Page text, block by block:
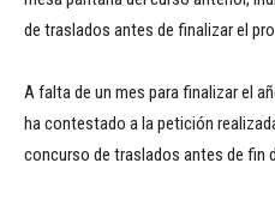
de traslados antes de finalizar el
A falta de un mes para finalizar el
ha contestado a la petición
concurso de traslados antes de fin